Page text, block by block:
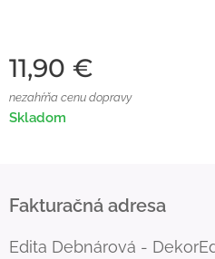
11,90 €
nezahŕňa cenu dopravy
Skladom
Fakturačná adresa
Edita Debnárová -